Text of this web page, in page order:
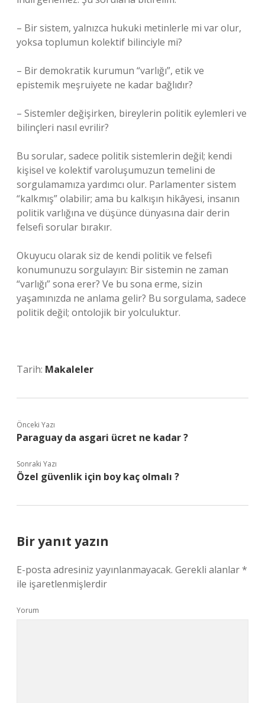
– Bir sistem, yalnızca hukuki metinlerle mi var olur,
yoksa toplumun kolektif bilinciyle mi?
– Bir demokratik kurumun “varlığı”, etik ve
epistemik meşruiyete ne kadar bağlıdır?
– Sistemler değişirken, bireylerin politik eylemleri ve
bilinçleri nasıl evrilir?
Bu sorular, sadece politik sistemlerin değil; kendi
kişisel ve kolektif varoluşumuzun temelini de
sorgulamamıza yardımcı olur. Parlamenter sistem
“kalkmış” olabilir; ama bu kalkışın hikâyesi, insanın
politik varlığına ve düşünce dünyasına dair derin
felsefi sorular bırakır.
Okuyucu olarak siz de kendi politik ve felsefi
konumunuzu sorgulayın: Bir sistemin ne zaman
“varlığı” sona erer? Ve bu sona erme, sizin
yaşamınızda ne anlama gelir? Bu sorgulama, sadece
politik değil; ontolojik bir yolculuktur.
Tarih: Makaleler
Önceki Yazı
Paraguay da asgari ücret ne kadar ?
Sonraki Yazı
Özel güvenlik için boy kaç olmalı ?
Bir yanıt yazın
E-posta adresiniz yayınlanmayacak. Gerekli alanlar*
ile işaretlenmişlerdir
Yorum